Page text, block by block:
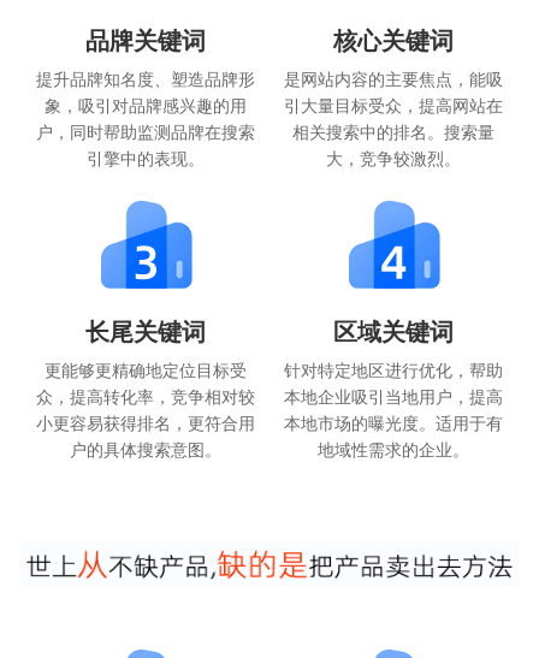
品牌关键词
提升品牌知名度、塑造品牌形
象，吸引对品牌感兴趣的用
户，同时帮助监测品牌在搜索
引擎中的表现。
核心关键词
是网站内容的主要焦点，能吸
引大量目标受众，提高网站在
相关搜索中的排名。搜索量
大，竞争较激烈。
长尾关键词
更能够更精确地定位目标受
众，提高转化率，竞争相对较
小更容易获得排名，更符合用
户的具体搜索意图。
区域关键词
针对特定地区进行优化，帮助
本地企业吸引当地用户，提高
本地市场的曝光度。适用于有
地域性需求的企业。